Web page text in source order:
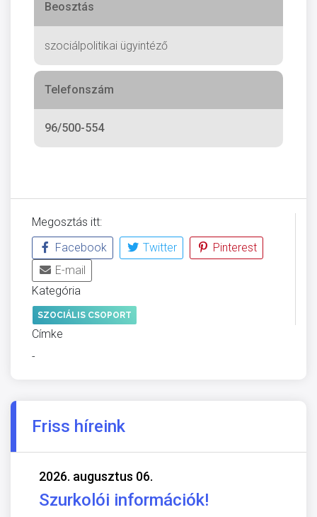
Beosztás
szociálpolitikai ügyintéző
Telefonszám
96/500-554
Megosztás itt:
Facebook
Twitter
Pinterest
E-mail
Kategória
SZOCIÁLIS CSOPORT
Címke
-
Friss híreink
2026. augusztus 06.
Szurkolói információk!